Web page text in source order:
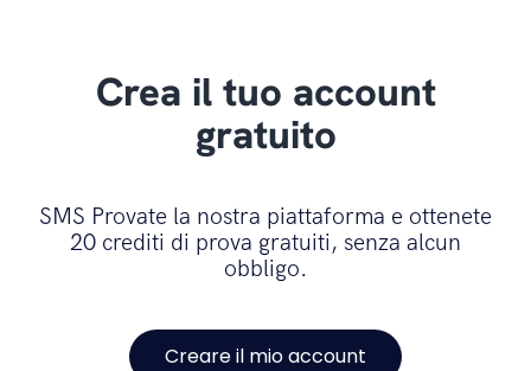
Crea il tuo account
gratuito
SMS Provate la nostra piattaforma e ottenete
20 crediti di prova gratuiti, senza alcun
obbligo.
Creare il mio account